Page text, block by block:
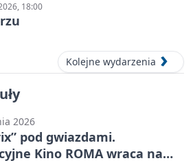
18:00
Kolejne wydarzenia
2026
pod gwiazdami.
Kino ROMA wraca na